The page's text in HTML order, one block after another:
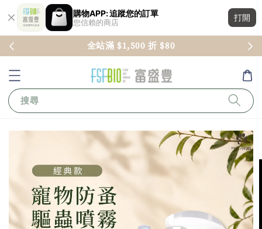
購物APP: 追蹤您的訂單
您信賴的商店
打開
全站滿 $1,500 折 $80
搜尋